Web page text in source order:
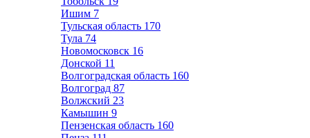
Ишим 7
Тульская область 170
Тула 74
Новомосковск 16
Донской 11
Волгоградская область 160
Волгоград 87
Волжский 23
Камышин 9
Пензенская область 160